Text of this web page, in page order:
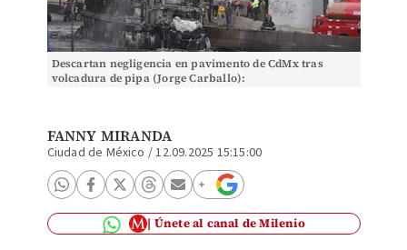
Descartan negligencia en pavimento de CdMx tras
volcadura de pipa (Jorge Carballo):
FANNY MIRANDA
Ciudad de México /12.09.2025 15:15:00
Únete al canal de Milenio